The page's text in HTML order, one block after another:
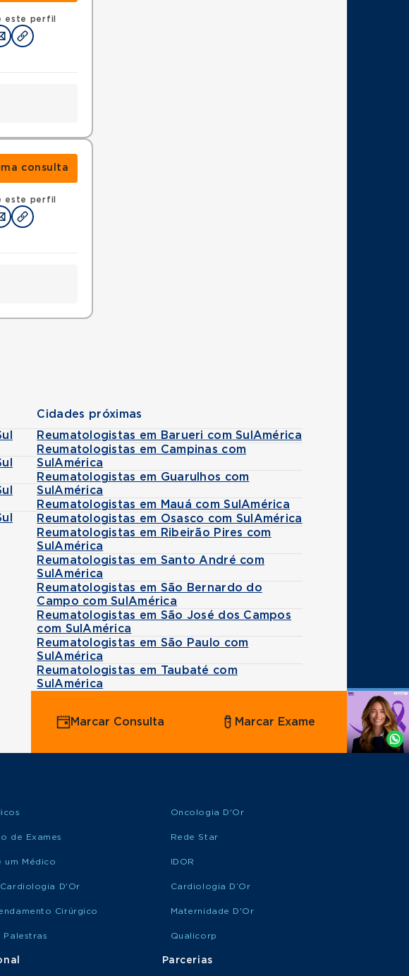
este perfil
consulta
este perfil
Cidades próximas
Reumatologistas em Barueri com SulAmérica
Reumatologistas em Campinas com
SulAmérica
Reumatologistas em Guarulhos com
SulAmérica
Reumatologistas em Mauá com SulAmérica
Reumatologistas em Osasco com SulAmérica
Reumatologistas em Ribeirão Pires com
SulAmérica
Reumatologistas em Santo André com
SulAmérica
Reumatologistas em São Bernardo do
Campo com SulAmérica
Reumatologistas em São José dos Campos
com SulAmérica
Reumatologistas em São Paulo com
SulAmérica
Reumatologistas em Taubaté com
SulAmérica
Agende
Whatsapp
Marcar Consulta Marcar Exame
de Exames
um Médico
D'Or
Cirúrgico
Palestras
Oncologia D'Or
Rede Star
IDOR
Cardiologia D’Or
Maternidade D'Or
Qualicorp
Parcerias